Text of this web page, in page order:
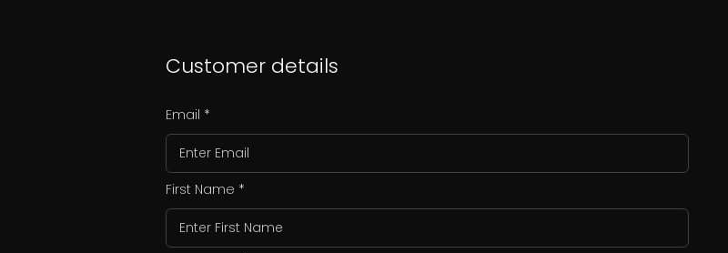
Customer details
Email
First Name